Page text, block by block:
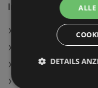
Interessantes auf
Feinkniestrümpfe-
Feuerwehrhelm
Jugenddrehstuhl in
simpli.at in
ALLE
DETAILS